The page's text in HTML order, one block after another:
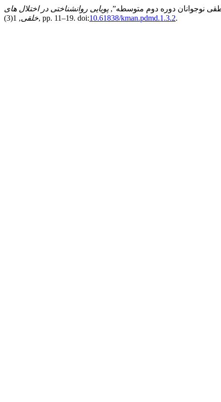
پویایی روانشناختی در اختلال های
خلقی, 1(3), pp. 11–19. doi:10.61838/kman.pdmd.1.3.2.